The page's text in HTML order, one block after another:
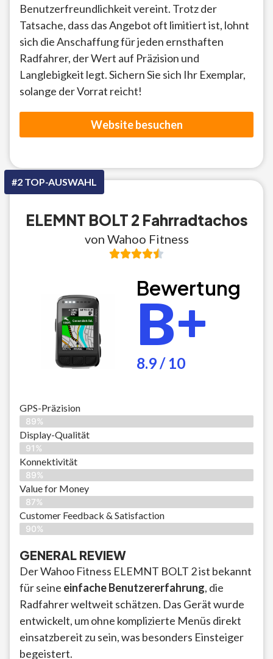
Benutzerfreundlichkeit vereint. Trotz der
Tatsache, dass das Angebot oft limitiert ist, lohnt
sich die Anschaffung für jeden ernsthaften
Radfahrer, der Wert auf Präzision und
Langlebigkeit legt. Sichern Sie sich Ihr Exemplar,
solange der Vorrat reicht!
Website besuchen
#2 TOP-AUSWAHL
ELEMNT BOLT 2 Fahrradtachos
von Wahoo Fitness
Bewertung
B+
8.9 / 10
GPS-Präzision
89%
Display-Qualität
91%
Konnektivität
89%
Value for Money
87%
Customer Feedback & Satisfaction​
90%
GENERAL REVIEW
Der Wahoo Fitness ELEMNT BOLT 2 ist bekannt
für seine einfache Benutzererfahrung, die
Radfahrer weltweit schätzen. Das Gerät wurde
entwickelt, um ohne komplizierte Menüs direkt
einsatzbereit zu sein, was besonders Einsteiger
begeistert.